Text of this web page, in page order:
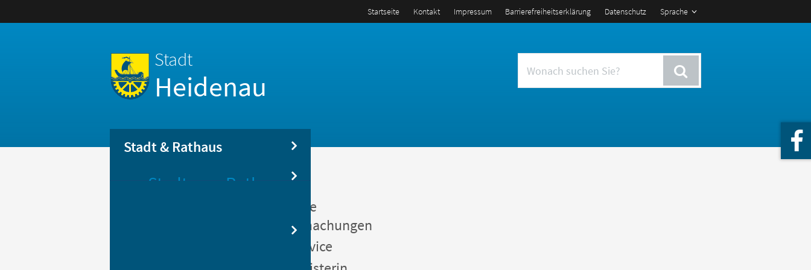
Sprache
Startseite Kontakt Impressum Barrierefreiheitserklärung Datenschutz
Stadt
Heidenau
Stadt & Rathaus
Stadt Rathaus
Öffentliche
Bekanntmachungen
Bürgerservice